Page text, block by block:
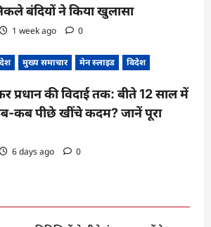
बंदियों ने किया खुलासा
1 week ago 0
देश मुख्य समाचार मेन स्लाइड विदेश
प्रधान की विदाई तक: बीते 12 साल में
कब पीछे खींचे कदम? जानें पूरा
6 days ago 0